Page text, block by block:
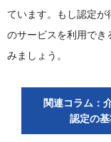
ています。もし認定
のサービスを利用でき
みましょう。
関連コラム：
認定の